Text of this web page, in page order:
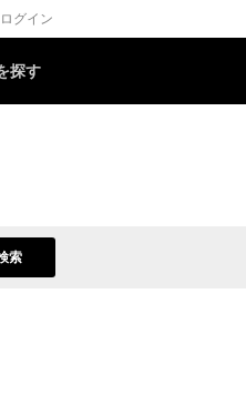
ログイン
探す
索